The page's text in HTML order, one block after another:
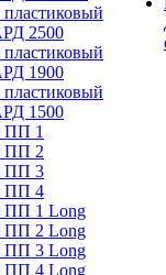
2500
1900
1500
ПП 1
ПП 2
ПП 3
ПП 4
ПП 1 Long
ПП 2 Long
ПП 3 Long
ПП 4 Long